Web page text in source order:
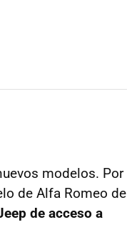
modelos. Por
de Alfa Romeo de
de acceso a